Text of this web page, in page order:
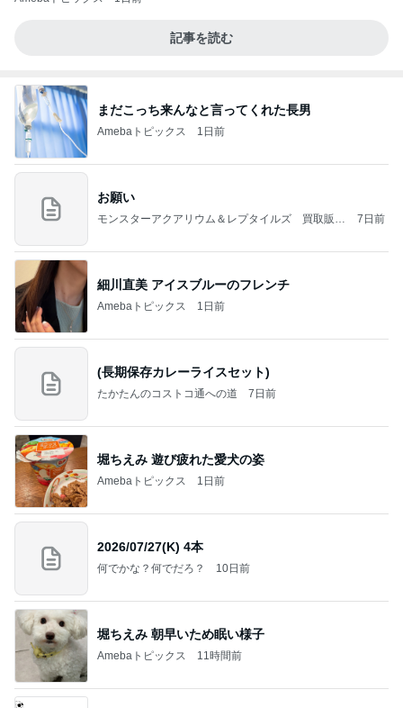
記事を読む
まだこっち来んなと言ってくれた長男
Amebaトピックス 1日前
お願い
モンスターアクアリウム＆レプタイルズ 買取販売
7日前
細川直美 アイスブルーのフレンチ
Amebaトピックス 1日前
(長期保存カレーライスセット)
たかたんのコストコ通への道 7日前
堀ちえみ 遊び疲れた愛犬の姿
Amebaトピックス 1日前
2026/07/27(K) 4本
何でかな？何でだろ？ 10日前
堀ちえみ 朝早いため眠い様子
Amebaトピックス 11時間前